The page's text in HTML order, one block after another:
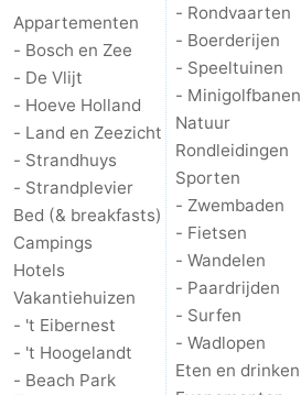
Appartementen
- Bosch en Zee
- De Vlijt
- Hoeve Holland
- Land en Zeezicht
- Strandhuys
- Strandplevier
Bed (& breakfasts)
Campings
Hotels
Vakantiehuizen
- 't Eibernest
- 't Hoogelandt
- Beach Park
- Rondvaarten
- Boerderijen
- Speeltuinen
- Minigolfbanen
Natuur
Rondleidingen
Sporten
- Zwembaden
- Fietsen
- Wandelen
- Paardrijden
- Surfen
- Wadlopen
Eten en drinken